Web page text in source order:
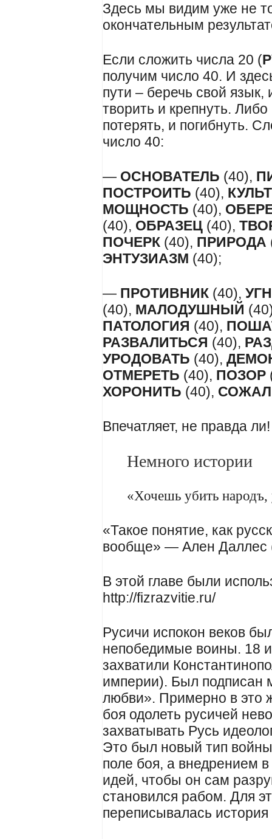
Здесь мы видим уже не
окончательным
Если сложить числа 20 (
получим число 40. И
пути – беречь свой язык,
творить и крепнуть.
потерять, и погибнуть.
число 40:
— ОСНОВАТЕЛЬ (40),
ПОСТРОИТЬ (40),
МОЩНОСТЬ (40),
(40), ОБРАЗЕЦ (40),
ПОЧЕРК (40), ПРИРОДА
ЭНТУЗИАЗМ (40);
— ПРОТИВНИК (40),
(40), МАЛОДУШНЫЙ
ПАТОЛОГИЯ (40),
РАЗВАЛИТЬСЯ (40),
УРОДОВАТЬ (40),
ОТМЕРЕТЬ (40), ПОЗОР
ХОРОНИТЬ (40),
Впечатляет, не правда ли!
Немного истории
«Хочешь убить
«Такое понятие, как
вообще» — Ален Даллес
В этой главе были
http://fizrazvitie.ru/
Русичи испокон веков
непобедимые воины. 18
захватили
империи). Был подписан
любви». Примерно в это
боя одолеть русичей
захватывать Русь
Это был новый тип
поле боя, а внедрением
идей, чтобы он сам
становился рабом. Для
переписывалась